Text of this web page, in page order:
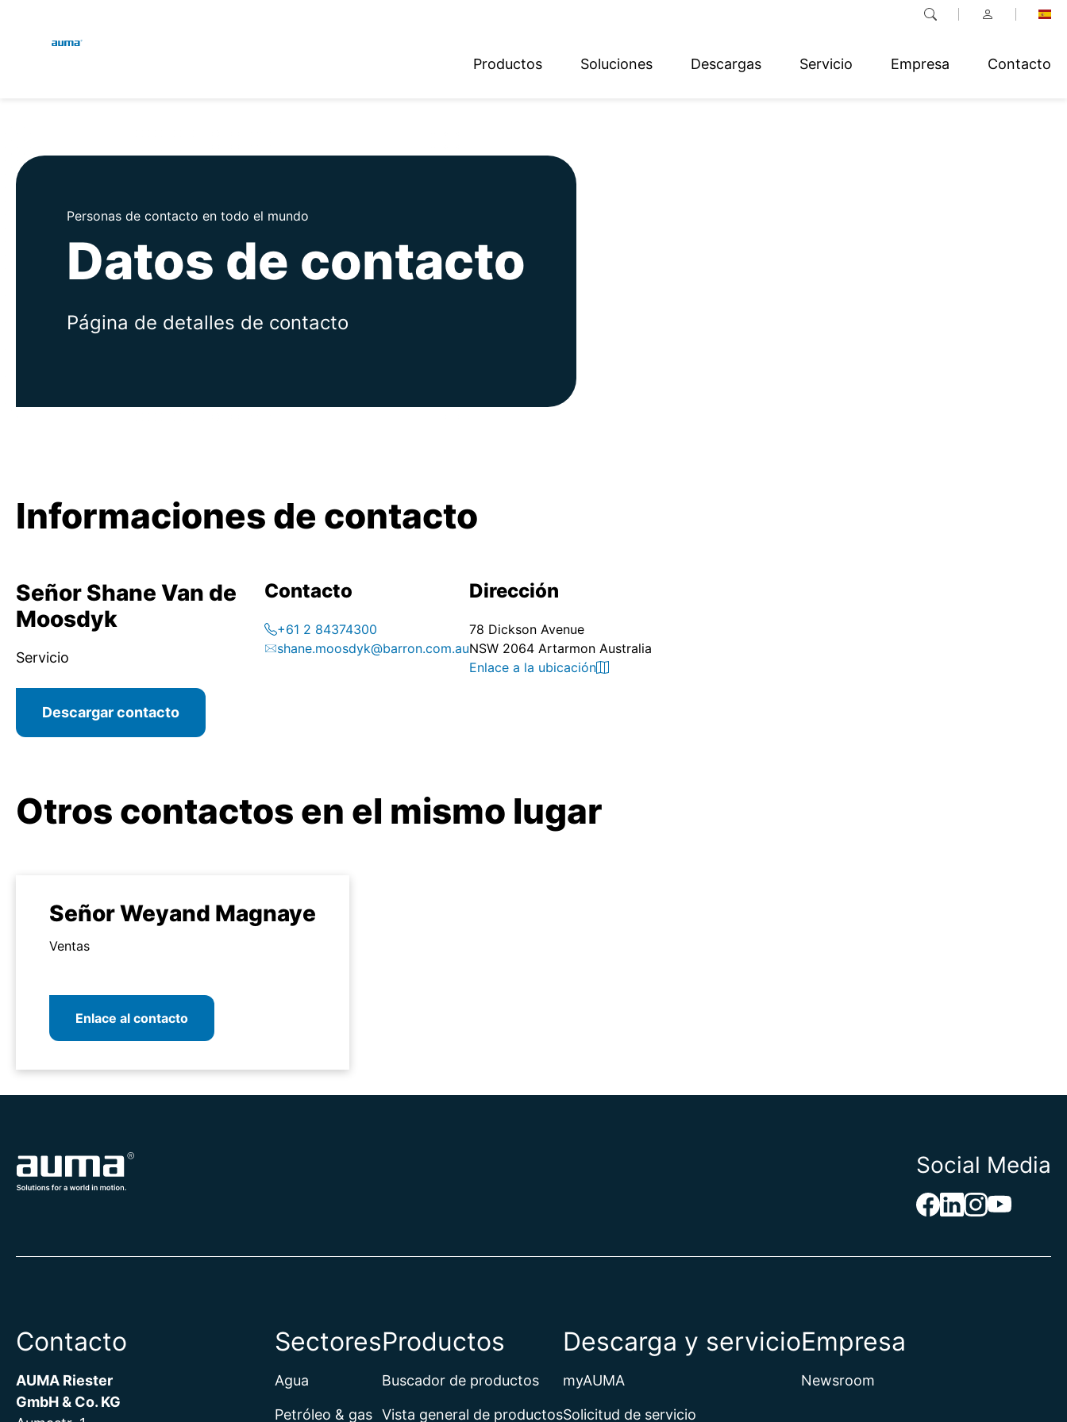
Productos Soluciones Descargas Servicio Empresa Contacto
Europa
Asia y Pacífico
Norteamérica
Personas de contacto en todo el mundo
Datos de contacto
Página de detalles de contacto
Informaciones de contacto
Señor Shane Van de
Moosdyk
Servicio
Descargar contacto
Contacto
+61 2 84374300
shane.moosdyk@barron.com.au
Dirección
78 Dickson Avenue
NSW 2064 Artarmon Australia
Enlace a la ubicación
Otros contactos en el mismo lugar
Señor Weyand Magnaye
Ventas
Enlace al contacto
Social Media
Contacto
AUMA Riester
GmbH & Co. KG
Sectores
Agua
Petróleo & gas
Productos
Buscador de productos
Vista general de productos
Descarga y servicio
myAUMA
Solicitud de servicio
Empresa
Newsroom